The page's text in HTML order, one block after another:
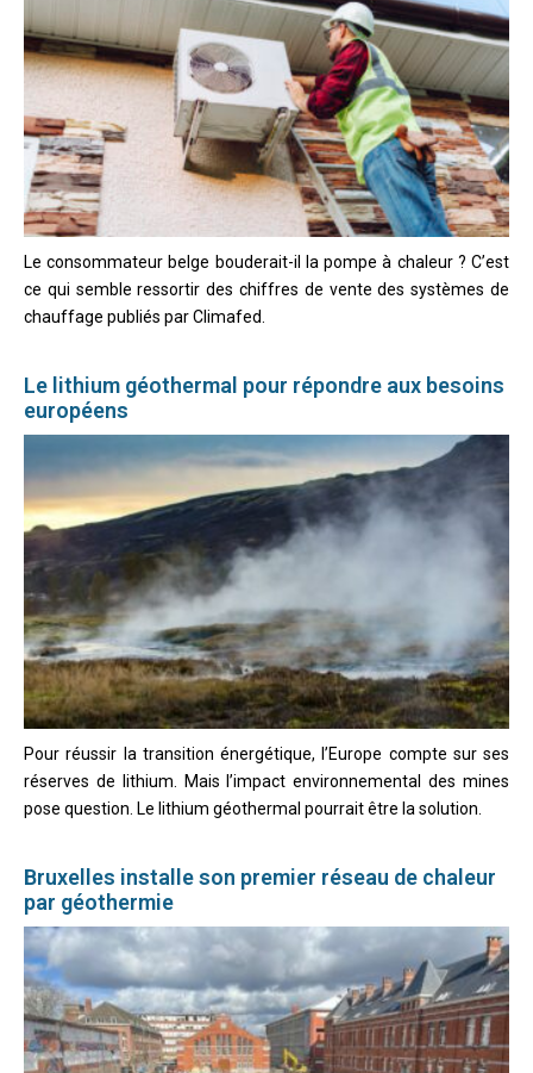
Le consommateur belge bouderait-il la pompe à chaleur ? C’est
ce qui semble ressortir des chiffres de vente des systèmes de
chauffage publiés par Climafed.
Le lithium géothermal pour répondre aux besoins
européens
Pour réussir la transition énergétique, l’Europe compte sur ses
réserves de lithium. Mais l’impact environnemental des mines
pose question. Le lithium géothermal pourrait être la solution.
Bruxelles installe son premier réseau de chaleur
par géothermie